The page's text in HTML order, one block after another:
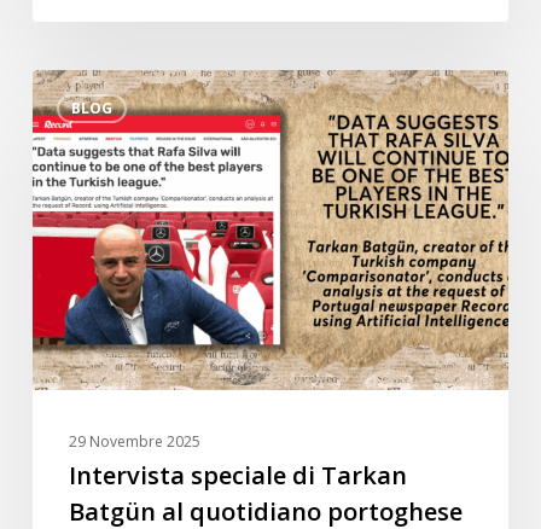
BLOG
Intervista
speciale
di
Tarkan
Batgün
al
quotidiano
portoghese
Record:
“I
dati
29 Novembre 2025
Intervista speciale di Tarkan
Batgün al quotidiano portoghese